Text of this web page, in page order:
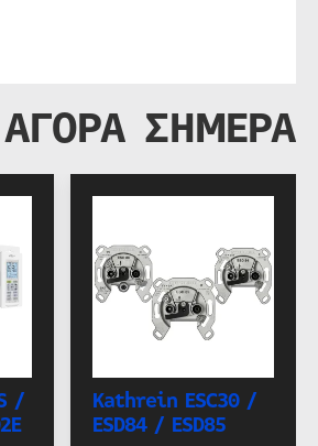
ΣΗΜΕΡΑ
/ Kathrein ESC30 /
ESD84 / ESD85